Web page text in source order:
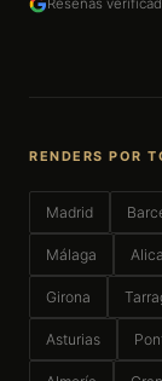
Reseñas
RENDERS POR
Madrid
Málaga
Girona
Asturias